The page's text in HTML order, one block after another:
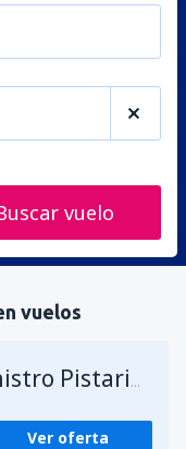
vuelo
vuelos
Buenos Aires Ezeiza "Ministro Pistarini"
Ver oferta